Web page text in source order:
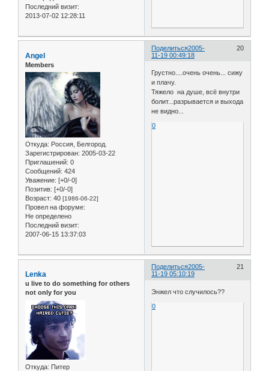
Последний визит:
2013-07-02 12:28:11
Поделиться 20
2005-
11-19 00:49:18
Angel
Members
Откуда: Россия, Белгород.
Зарегистрирован: 2005-03-22
Приглашений: 0
Сообщений: 424
Уважение: [+0/-0]
Позитив: [+0/-0]
Возраст: 40 [1986-06-22]
Провел на форуме:
Не определено
Последний визит:
2007-06-15 13:37:03
Грустно....очень очень... сижу
и плачу.
Тяжело на душе, всё внутри
болит...разрывается и выхода
не видно...
0
Поделиться 21
2005-
11-19 05:10:19
Lenka
u live to do something for others
not only for you
Откуда: Питер
Энжел что случилось??
0